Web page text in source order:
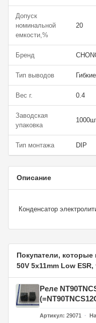
Допуск
номинальной
емкости,%
20
Бренд
Тип выводов
Вес г. 0.4
Заводская
упаковка
Тип монтажа DIP
Описание
Конденсатор
Покупатели, которые
50V 5x11mm Low
Реле
Артикул 29071